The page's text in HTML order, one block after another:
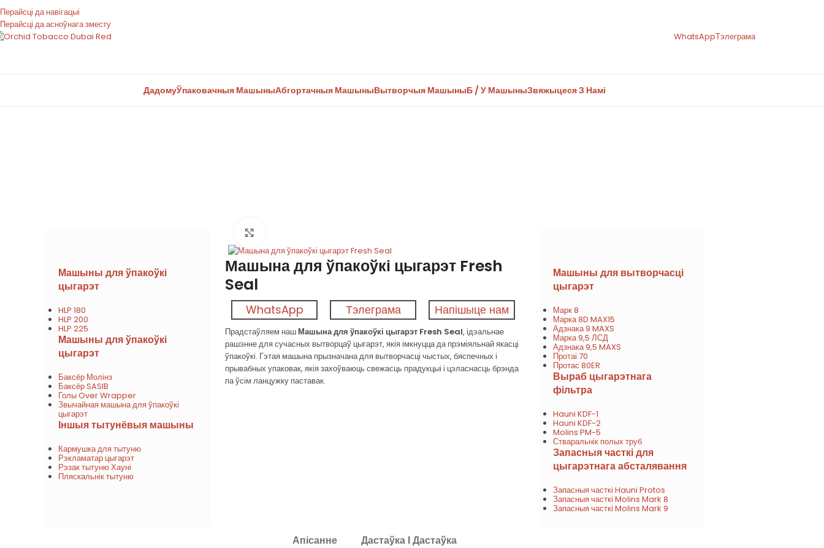
Перайсці да навігацыі
Перайсці да асноўнага зместу
WhatsAppТэлеграма
ДадомуЎпаковачныя МашыныАбгортачныя МашыныВытворчыя МашыныБ / У МашыныЗвяжыцеся З Намі
Машыны для ўпакоўкі
цыгарэт
HLP 180
HLP 200
HLP 225
Машыны для ўпакоўкі
цыгарэт
Баксёр Молінз
Баксёр SASIB
Голы Over Wrapper
Звычайная машына для ўпакоўкі
цыгарэт
Іншыя тытунёвыя машыны
Кармушка для тытуню
Рэкламатар цыгарэт
Рэзак тытуню Хауні
Пляскальнік тытуню
Машына для ўпакоўкі цыгарэт Fresh
Seal
WhatsApp Тэлеграма Напішыце нам
Прадстаўляем наш Машына для ўпакоўкі цыгарэт Fresh Seal, ідэальнае
рашэнне для сучасных вытворцаў цыгарэт, якія імкнуцца да прэміяльнай якасці
ўпакоўкі. Гэтая машына прызначана для вытворчасці чыстых, бяспечных і
прывабных упаковак, якія захоўваюць свежасць прадукцыі і цэласнасць брэнда
па ўсім ланцужку паставак.
Машыны для вытворчасці
цыгарэт
Марк 8
Марка 8D MAX15
Адзнака 9 MAXS
Марка 9,5 ЛСД
Адзнака 9,5 MAXS
Протаі 70
Протас 80ER
Выраб цыгарэтнага
фільтра
Hauni KDF-1
Hauni KDF-2
Molins PM-5
Стваральнік полых труб
Запасныя часткі для
цыгарэтнага абсталявання
Запасныя часткі Hauni Protos
Запасныя часткі Molins Mark 8
Запасныя часткі Molins Mark 9
Апісанне Дастаўка І Дастаўка